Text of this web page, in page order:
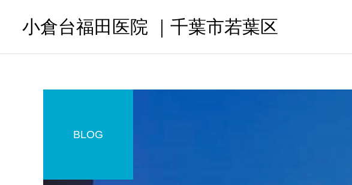
小倉台福田医院 ｜千葉市若葉区
BLOG